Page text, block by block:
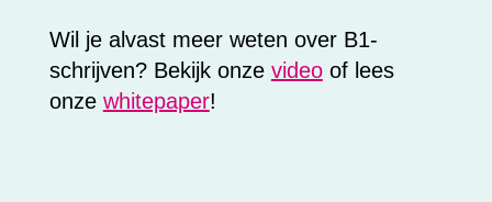
Wil je alvast meer weten over B1-
schrijven? Bekijk onze videoof lees
onze whitepaper!